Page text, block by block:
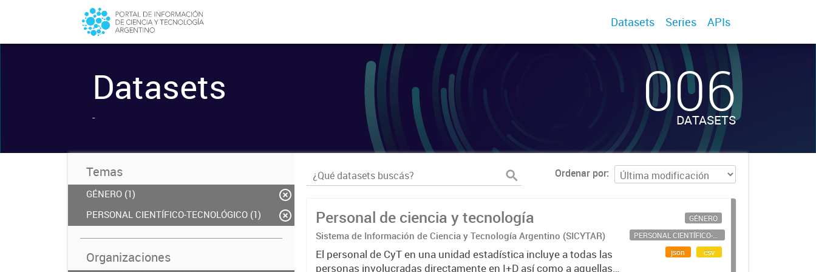
Datasets Series APIs
Datasets
- 006
DATASETS
Temas
GÉNERO (1)
PERSONAL CIENTÍFICO-TECNOLÓGICO (1)
Organizaciones
Ordenar por
Personal de ciencia y tecnología
Sistema de Información de Ciencia y Tecnología Argentino (SICYTAR)
El personal de CyT en una unidad estadística incluye a todas las
personas involucradas directamente en I+D así como a aquellas
GÉNERO
PERSONAL CIENTÍFICO-TECNOLÓGICO
json
csv